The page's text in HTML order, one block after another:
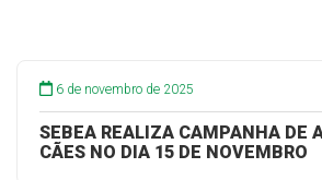
6 de novembro de 2025
SEBEA REALIZA CAMPANHA DE
CÃES NO DIA 15 DE NOVEMBRO